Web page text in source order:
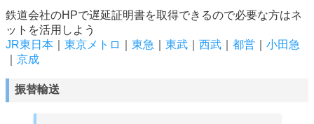
鉄道会社のHPで遅延証明書を取得できるので必要な方はネ
ットを活用しよう
JR東日本
東京メトロ 東急 東武 西武 都営
小田急
京成
振替輸送